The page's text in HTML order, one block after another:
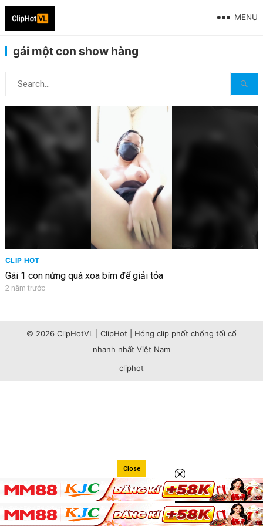
MENU
gái một con show hàng
CLIP HOT
Gái 1 con nứng quá xoa bím để giải tỏa
2 năm trước
© 2026 ClipHotVL | ClipHot | Hóng clip phốt chống tối cổ
nhanh nhất Việt Nam
cliphot
Close